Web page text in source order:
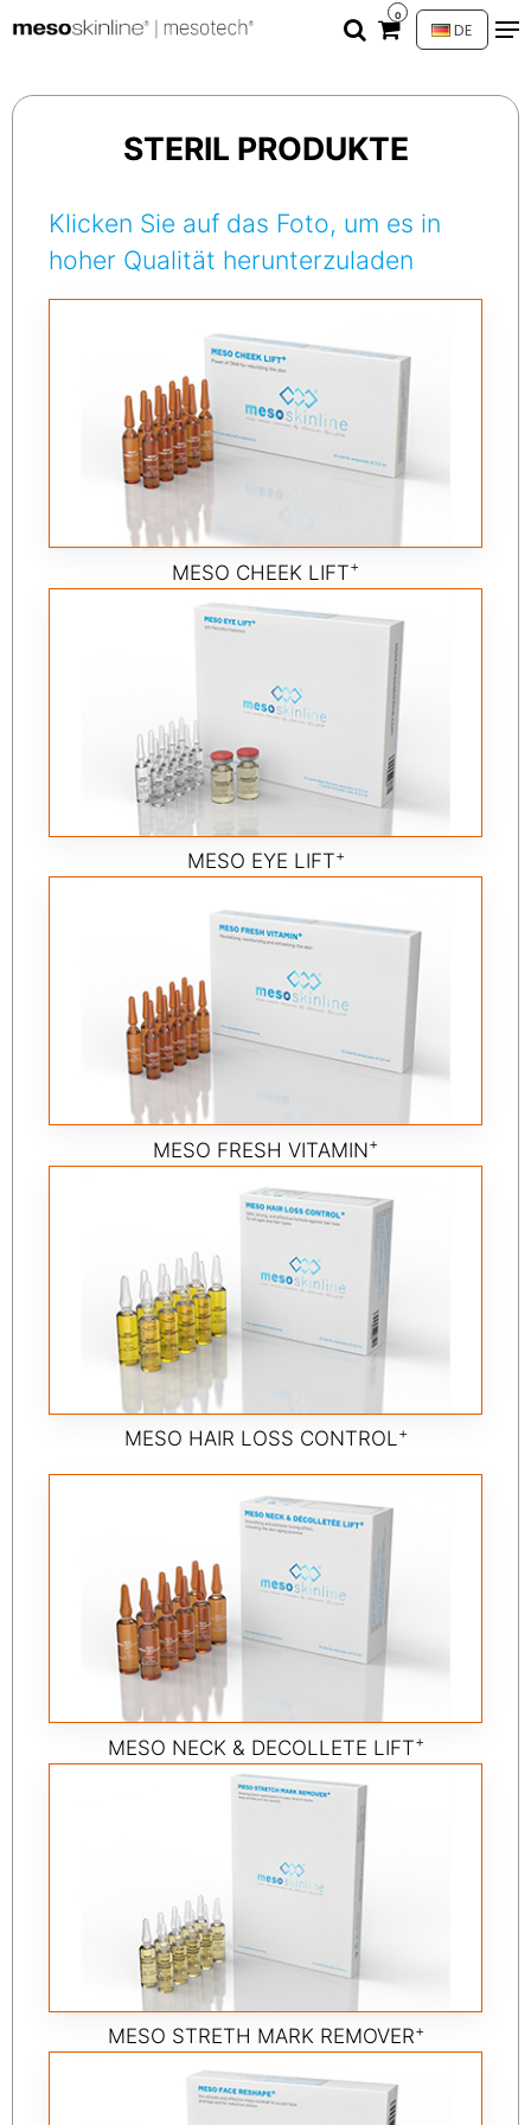
0
DE
STERIL PRODUKTE
Klicken Sie auf das Foto, um es in
hoher Qualität herunterzuladen
MESO CHEEK LIFT+
MESO EYE LIFT+
MESO FRESH VITAMIN+
MESO HAIR LOSS CONTROL+
MESO NECK & DECOLLETE LIFT+
MESO STRETH MARK REMOVER+